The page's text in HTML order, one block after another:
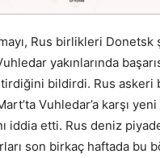
Rus birlikleri Donetsk
yakınlarında
bildirdi. Rus askeri
Vuhledar’a karşı
iddia etti. Rus deniz
son birkaç haftada bu